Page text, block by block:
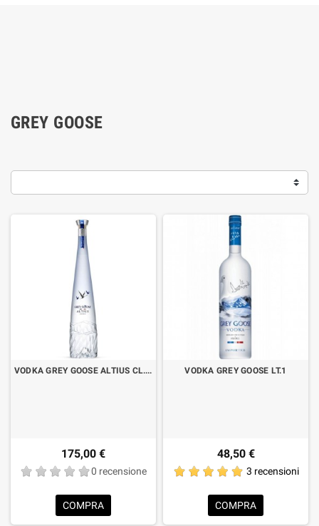
GREY GOOSE
VODKA GREY GOOSE ALTIUS CL.70 LUMINOUS
175,00 €
0 recensione
COMPRA
VODKA GREY GOOSE LT.1
48,50 €
3 recensioni
COMPRA